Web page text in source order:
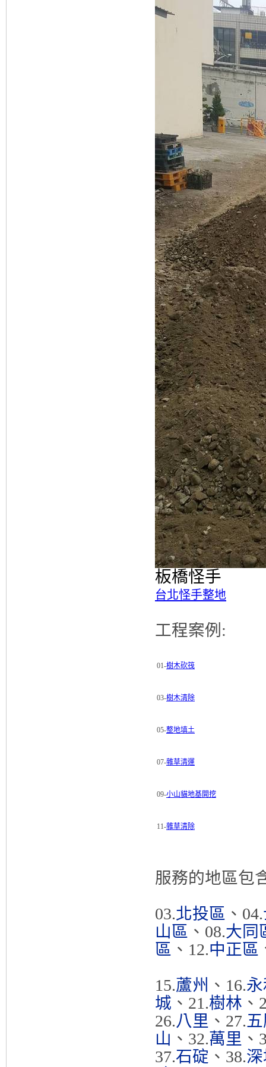
板橋怪手
台北怪手整地
工程案例:
01-樹木砍筏
03-樹木清除
05-整地填土
07-雜草清運
09-小山貓地基開挖
11-雜草清除
服務的地區包
03.北投區 、04.
山區 、08.大同
區 、12.中正區
15.蘆州 、16.
城 、21.樹林 、
26.八里 、27.
山 、32.萬里 、
37.石碇 、38.